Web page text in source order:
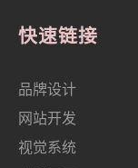
快速链接
品牌设计
网站开发
视觉系统